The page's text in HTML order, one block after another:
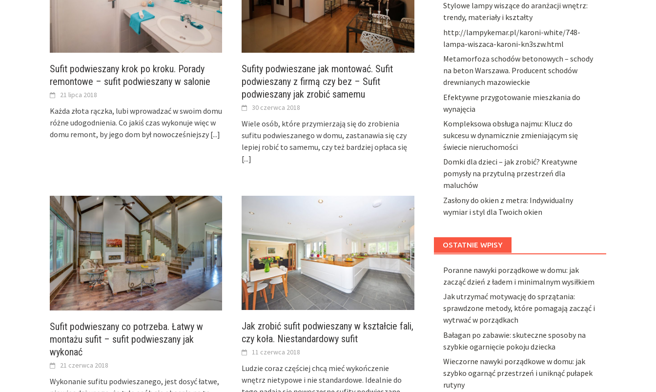
Sufit podwieszany krok po kroku. Porady
remontowe – sufit podwieszany w salonie
21 lipca 2018
Każda złota rączka, lubi wprowadzać w swoim domu
różne udogodnienia. Co jakiś czas wykonuje więc w
domu remont, by jego dom był nowocześniejszy [...]
Sufity podwieszane jak montować. Sufit
podwieszany z firmą czy bez – Sufit
podwieszany jak zrobić samemu
30 czerwca 2018
Wiele osób, które przymierzają się do zrobienia
sufitu podwieszanego w domu, zastanawia się czy
lepiej robić to samemu, czy też bardziej opłaca się
[...]
Sufit podwieszany co potrzeba. Łatwy w
montażu sufit – sufit podwieszany jak
wykonać
21 czerwca 2018
Wykonanie sufitu podwieszanego, jest dosyć łatwe,
Jak zrobić sufit podwieszany w kształcie fali,
czy koła. Niestandardowy sufit
11 czerwca 2018
Ludzie coraz częściej chcą mieć wykończenie
wnętrz nietypowe i nie standardowe. Idealnie do
Stylowe lampy wiszące do aranżacji wnętrz:
trendy, materiały i kształty
http://lampykemar.pl/karoni-white/748-
lampa-wiszaca-karoni-kn3szw.html
Metamorfoza schodów betonowych – schody
na beton Warszawa. Producent schodów
drewnianych mazowieckie
Efektywne przygotowanie mieszkania do
wynajęcia
Kompleksowa obsługa najmu: Klucz do
sukcesu w dynamicznie zmieniającym się
świecie nieruchomości
Domki dla dzieci – jak zrobić? Kreatywne
pomysły na przytulną przestrzeń dla
maluchów
Zasłony do okien z metra: Indywidualny
wymiar i styl dla Twoich okien
OSTATNIE WPISY
Poranne nawyki porządkowe w domu: jak
zacząć dzień z ładem i minimalnym wysiłkiem
Jak utrzymać motywację do sprzątania:
sprawdzone metody, które pomagają zacząć i
wytrwać w porządkach
Bałagan po zabawie: skuteczne sposoby na
szybkie ogarnięcie pokoju dziecka
Wieczorne nawyki porządkowe w domu: jak
szybko ogarnąć przestrzeń i uniknąć pułapek
rutyny